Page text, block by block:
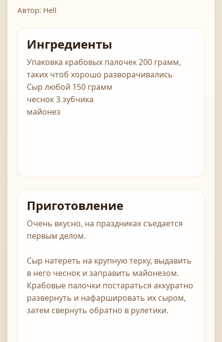
Автор: Hell
Ингредиенты
Упаковка крабовых палочек 200 грамм,
таких чтоб хорошо разворачивались
Сыр любой 150 грамм
чеснок 3 зубчика
майонез
Приготовление
Очень вкусно, на праздниках съедается
первым делом.
Сыр натереть на крупную терку, выдавить
в него чеснок и заправить майонезом.
Крабовые палочки постараться аккуратно
развернуть и нафаршировать их сыром,
затем свернуть обратно в рулетики.